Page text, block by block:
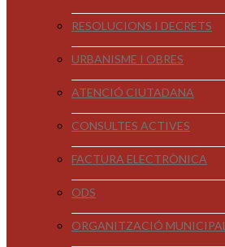
RESOLUCIONS I DECRETS
URBANISME I OBRES
ATENCIÓ CIUTADANA
CONSULTES ACTIVES
FACTURA ELECTRÒNICA
ODS
ORGANITZACIÓ MUNICIPAL